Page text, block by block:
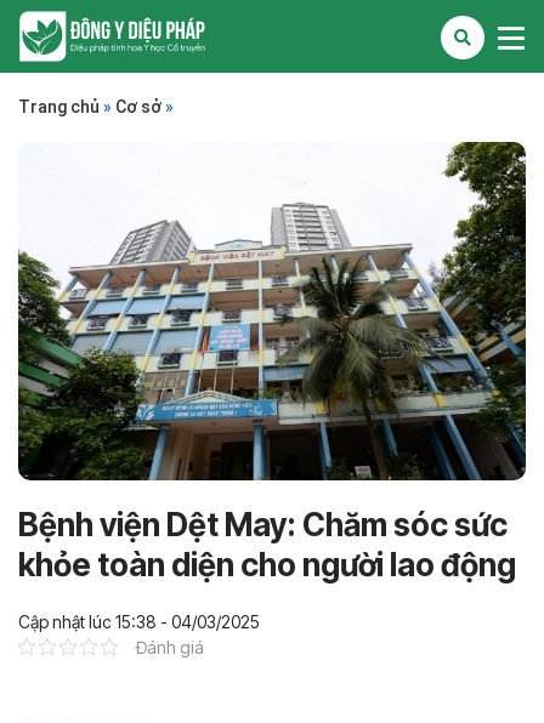
Trang chủ » Cơ sở »
Bệnh viện Dệt May: Chăm sóc sức
khỏe toàn diện cho người lao động
Cập nhật lúc 15:38 - 04/03/2025
Đánh giá